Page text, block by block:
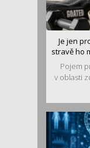
Je jen
stravě ho
Pojem
v oblasti